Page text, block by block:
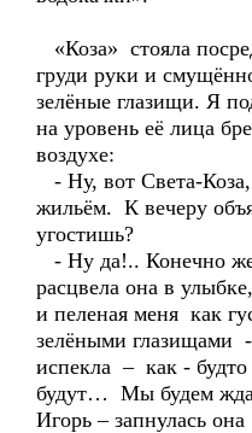
«Коза» стояла
груди руки и
зелёные глазищи. Я
на уровень её лица
воздухе:
- Ну, вот Света-
жильём. К вечеру
угостишь?
- Ну да!.. Конечно
расцвела она в
и пеленая меня как
зелёными глазищами
испекла – как - будто
будут… Мы будем
Игорь – запнулась